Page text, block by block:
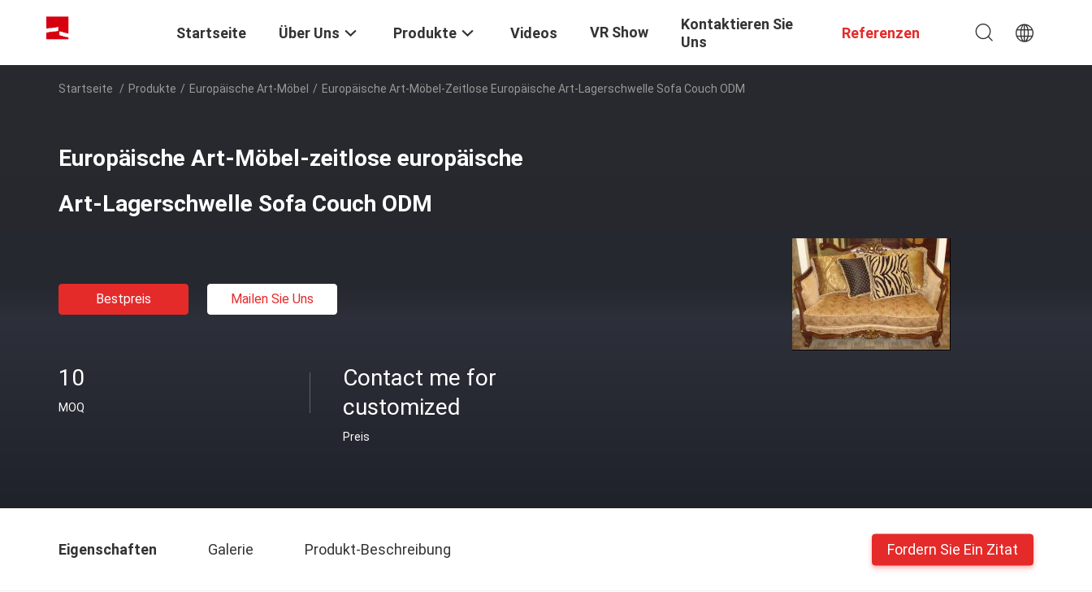
Startseite Über Uns Produkte Videos VR Show
Kontaktieren Sie
Uns
Referenzen
Startseite / Produkte / Europäische Art-Möbel / Europäische Art-Möbel-Zeitlose Europäische Art-Lagerschwelle Sofa Couch ODM
Europäische Art-Möbel-zeitlose europäische
Art-Lagerschwelle Sofa Couch ODM
Bestpreis Mailen Sie Uns
10
MOQ
Contact me for
customized
Preis
Eigenschaften Galerie Produkt-Beschreibung Fordern Sie Ein Zitat